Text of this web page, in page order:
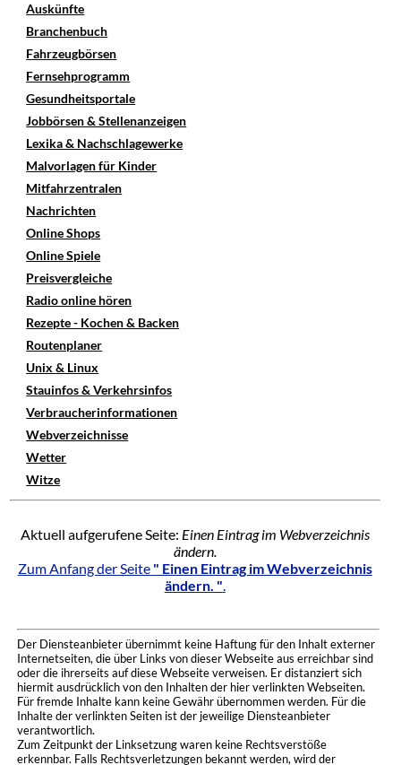
Auskünfte
Branchenbuch
Fahrzeugbörsen
Fernsehprogramm
Gesundheitsportale
Jobbörsen & Stellenanzeigen
Lexika & Nachschlagewerke
Malvorlagen für Kinder
Mitfahrzentralen
Nachrichten
Online Shops
Online Spiele
Preisvergleiche
Radio online hören
Rezepte - Kochen & Backen
Routenplaner
Unix & Linux
Stauinfos & Verkehrsinfos
Verbraucherinformationen
Webverzeichnisse
Wetter
Witze
Aktuell aufgerufene Seite: Einen Eintrag im Webverzeichnis
ändern.
Zum Anfang der Seite " Einen Eintrag im Webverzeichnis
ändern. ".
Der Diensteanbieter übernimmt keine Haftung für den Inhalt externer
Internetseiten, die über Links von dieser Webseite aus erreichbar sind
oder die ihrerseits auf diese Webseite verweisen. Er distanziert sich
hiermit ausdrücklich von den Inhalten der hier verlinkten Webseiten.
Für fremde Inhalte kann keine Gewähr übernommen werden. Für die
Inhalte der verlinkten Seiten ist der jeweilige Diensteanbieter
verantwortlich.
Zum Zeitpunkt der Linksetzung waren keine Rechtsverstöße
erkennbar. Falls Rechtsverletzungen bekannt werden, wird der